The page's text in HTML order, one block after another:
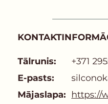
Tālrunis:
+371
E-pasts:
Mājaslapa: https://